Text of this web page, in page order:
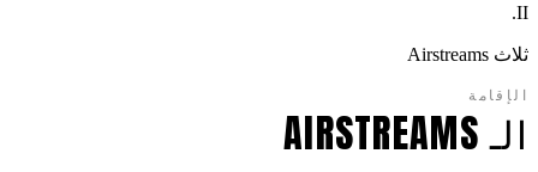
II.
ثلاث Airstreams
الإقامة
الـ AIRSTREAMS